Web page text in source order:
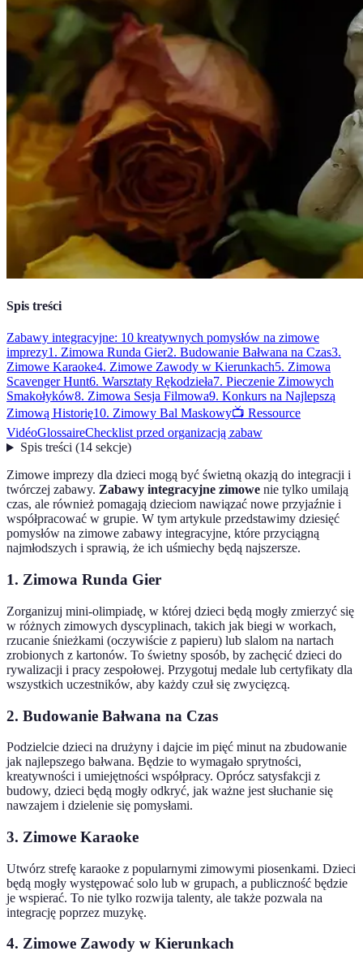
Spis treści
Zabawy integracyjne: 10 kreatywnych pomysłów na zimowe
imprezy1. Zimowa Runda Gier2. Budowanie Bałwana na Czas3.
Zimowe Karaoke4. Zimowe Zawody w Kierunkach5. Zimowa
Scavenger Hunt6. Warsztaty Rękodzieła7. Pieczenie Zimowych
Smakołyków8. Zimowa Sesja Filmowa9. Konkurs na Najlepszą
Zimową Historię10. Zimowy Bal Maskowy📺 Ressource
VidéoGlossaireChecklist przed organizacją zabaw
Spis treści(14 sekcje)
Zimowe imprezy dla dzieci mogą być świetną okazją do integracji i
twórczej zabawy. Zabawy integracyjne zimowe nie tylko umilają
czas, ale również pomagają dzieciom nawiązać nowe przyjaźnie i
współpracować w grupie. W tym artykule przedstawimy dziesięć
pomysłów na zimowe zabawy integracyjne, które przyciągną
najmłodszych i sprawią, że ich uśmiechy będą najszersze.
1. Zimowa Runda Gier
Zorganizuj mini-olimpiadę, w której dzieci będą mogły zmierzyć się
w różnych zimowych dyscyplinach, takich jak biegi w workach,
rzucanie śnieżkami (oczywiście z papieru) lub slalom na nartach
zrobionych z kartonów. To świetny sposób, by zachęcić dzieci do
rywalizacji i pracy zespołowej. Przygotuj medale lub certyfikaty dla
wszystkich uczestników, aby każdy czuł się zwycięzcą.
2. Budowanie Bałwana na Czas
Podzielcie dzieci na drużyny i dajcie im pięć minut na zbudowanie
jak najlepszego bałwana. Będzie to wymagało sprytności,
kreatywności i umiejętności współpracy. Oprócz satysfakcji z
budowy, dzieci będą mogły odkryć, jak ważne jest słuchanie się
nawzajem i dzielenie się pomysłami.
3. Zimowe Karaoke
Utwórz strefę karaoke z popularnymi zimowymi piosenkami. Dzieci
będą mogły występować solo lub w grupach, a publiczność będzie
je wspierać. To nie tylko rozwija talenty, ale także pozwala na
integrację poprzez muzykę.
4. Zimowe Zawody w Kierunkach